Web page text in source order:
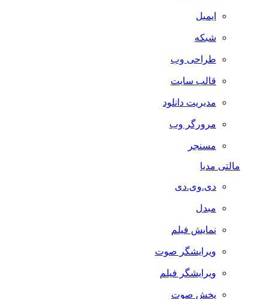
ایمیل
شبکه
طراحی وب
قالب سایت
مدیریت دانلود
مرورگر وب
مسنجر
مالتی مدیا
دی.وی.دی
مبدل
نمایش فیلم
ویرایشگر صوت
ویرایشگر فیلم
پخش صوت